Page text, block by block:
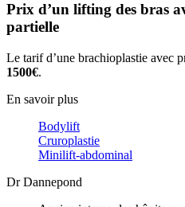
Prix d’un lifting des bras
partielle
Le tarif d’une brachioplastie avec
1500€.
En savoir plus
Bodylift
Cruroplastie
Minilift-abdominal
Dr Dannepond